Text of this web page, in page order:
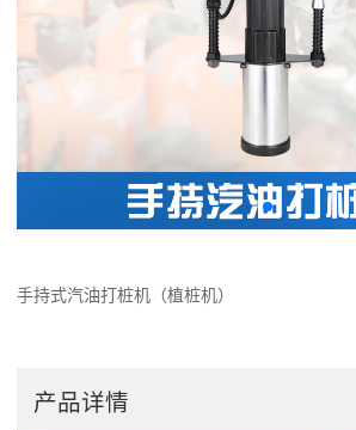
手持式汽油打桩机（植桩机）
产品详情